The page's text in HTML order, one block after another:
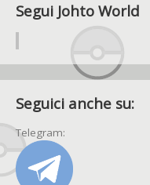
Segui Johto World
Seguici anche su:
Telegram: